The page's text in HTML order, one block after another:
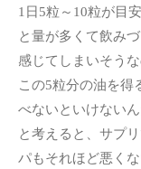
1日5粒～10粒が目
と量が多くて飲み
感じてしまいそう
この5粒分の油を得
べないといけない
と考えると、サプ
パもそれほど悪く